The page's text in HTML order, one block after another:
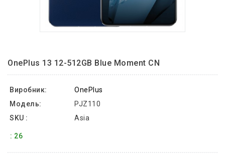
OnePlus 13 12-512GB Blue Moment CN
Виробник:
OnePlus
Модель:
PJZ110
SKU :
Asia
: 26